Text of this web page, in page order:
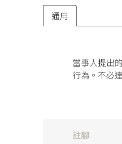
通用
當事人提出的
行為。不必
註腳